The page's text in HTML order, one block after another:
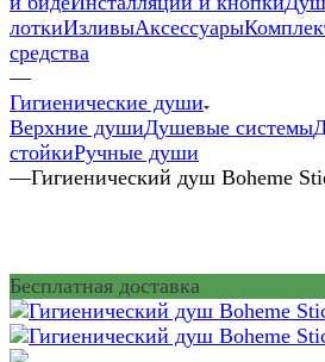
лоткиИзливыАксессуары
средства
—
Гигиенические души
Верхние душиДушевые системы
стойкиРучные души
—Гигиенический душ Boheme
Бесплатная доставка